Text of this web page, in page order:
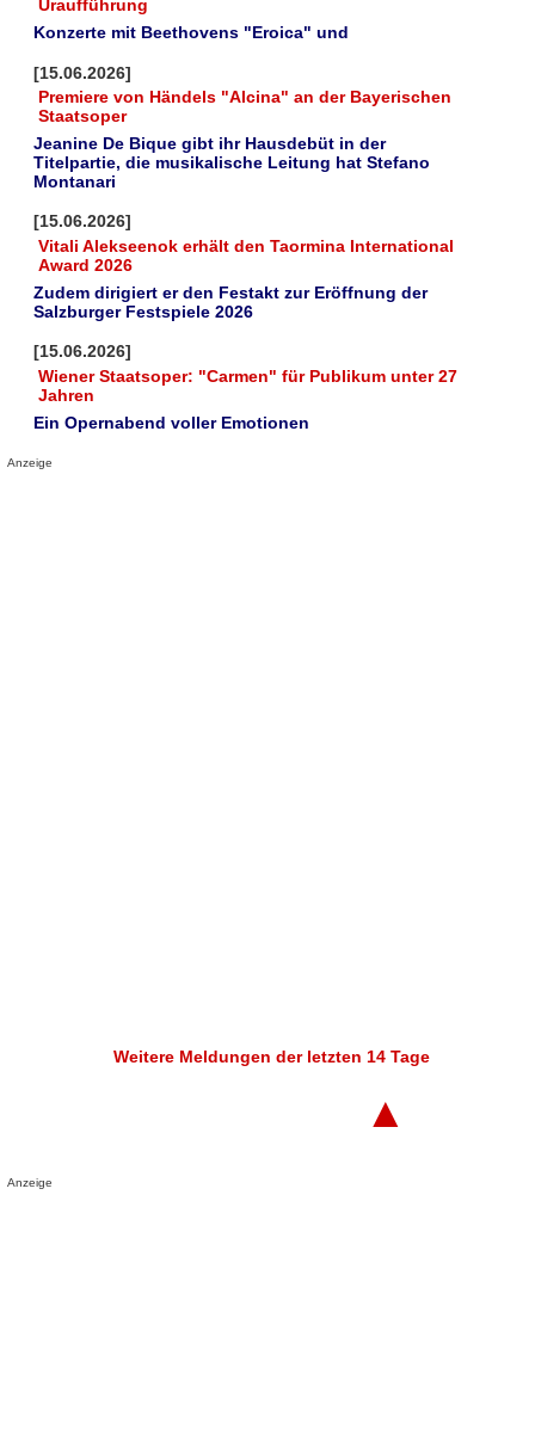
Uraufführung
Konzerte mit Beethovens "Eroica" und
[15.06.2026]
Premiere von Händels "Alcina" an der Bayerischen
Staatsoper
Jeanine De Bique gibt ihr Hausdebüt in der
Titelpartie, die musikalische Leitung hat Stefano
Montanari
[15.06.2026]
Vitali Alekseenok erhält den Taormina International
Award 2026
Zudem dirigiert er den Festakt zur Eröffnung der
Salzburger Festspiele 2026
[15.06.2026]
Wiener Staatsoper: "Carmen" für Publikum unter 27
Jahren
Ein Opernabend voller Emotionen
Anzeige
Weitere Meldungen der letzten 14 Tage
▲
Anzeige